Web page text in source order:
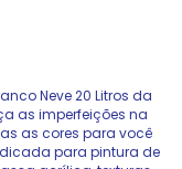
Neve 20 Litros da
as imperfeições na
as cores para você
para pintura de